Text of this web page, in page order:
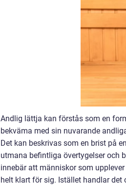
Andlig lättja kan förstås som en
bekväma med sin nuvarande
Det kan beskrivas som en brist på
utmana befintliga övertygelser och
innebär att människor som
helt klart för sig. Istället handlar